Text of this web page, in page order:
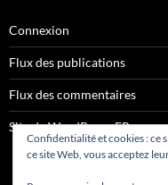
Connexion
Flux des publications
Flux des commentaires
Site de WordPress-FR
Confidentialité et cookies : ce
ce site Web, vous acceptez